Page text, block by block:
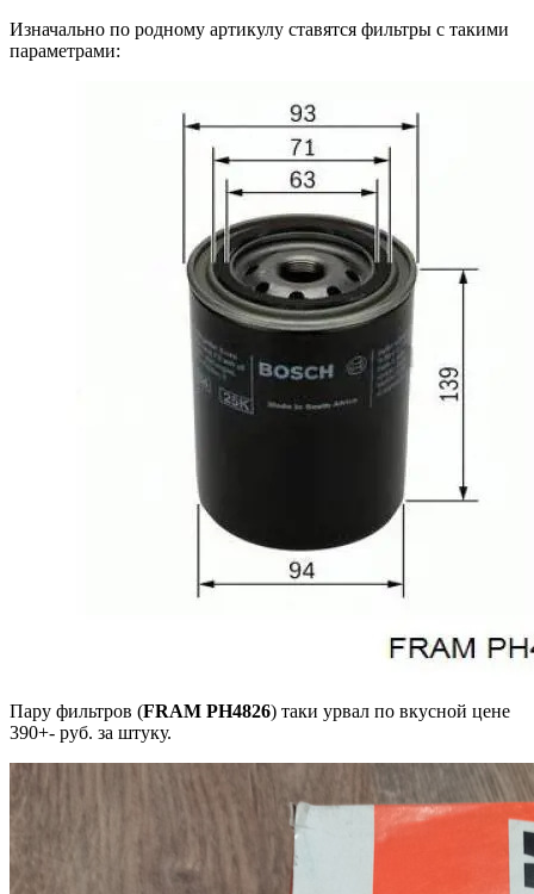
Изначально по родному артикулу ставятся фильтры с такими
параметрами:
Пару фильтров (FRAM PH4826) таки урвал по вкусной цене
390+- руб. за штуку.